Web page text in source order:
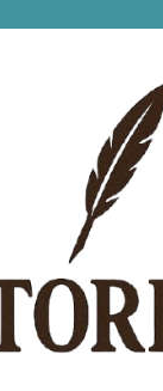
principal